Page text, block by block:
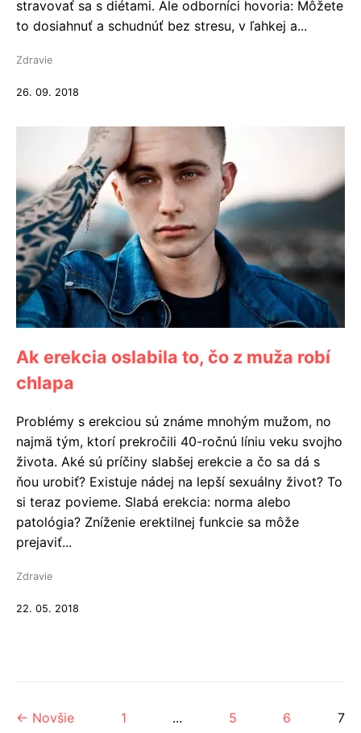
stravovať sa s diétami. Ale odborníci hovoria: Môžete
to dosiahnuť a schudnúť bez stresu, v ľahkej a...
Zdravie
26. 09. 2018
Ak erekcia oslabila to, čo z muža robí
chlapa
Problémy s erekciou sú známe mnohým mužom, no
najmä tým, ktorí prekročili 40-ročnú líniu veku svojho
života. Aké sú príčiny slabšej erekcie a čo sa dá s
ňou urobiť? Existuje nádej na lepší sexuálny život? To
si teraz povieme. Slabá erekcia: norma alebo
patológia? Zníženie erektilnej funkcie sa môže
prejaviť...
Zdravie
22. 05. 2018
← Novšie 1 ... 5 6 7